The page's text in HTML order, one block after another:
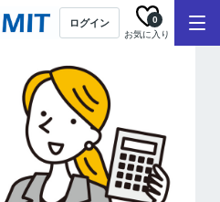
ログイン
お気に入り
0